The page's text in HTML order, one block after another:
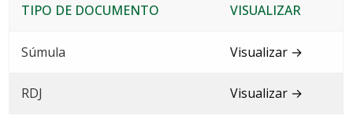
TIPO DE DOCUMENTO VISUALIZAR
Súmula Visualizar →
RDJ Visualizar →